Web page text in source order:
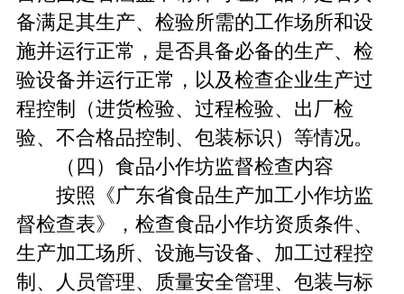
备满足其生产、检验所需的工作场所和设
施并运行正常，是否具备必备的生产、检
验设备并运行正常，以及检查企业生产过
程控制（进货检验、过程检验、出厂检
验、不合格品控制、包装标识）等情况。
（四）食品小作坊监督检查内容
按照《广东省食品生产加工小作坊监
督检查表》，检查食品小作坊资质条件、
生产加工场所、设施与设备、加工过程控
制、人员管理、质量安全管理、包装与标